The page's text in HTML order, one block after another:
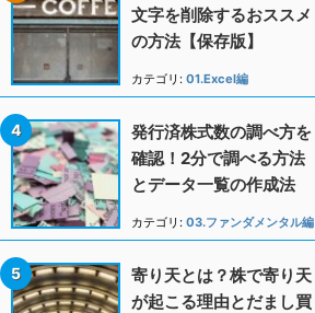
文字を削除するおススメ
の方法【保存版】
カテゴリ: 01.Excel編
発行済株式数の調べ方を
確認！2分で調べる方法
とデータ一覧の作成法
カテゴリ: 03.ファンダメンタル編
寄り天とは？株で寄り天
が起こる理由とだまし買